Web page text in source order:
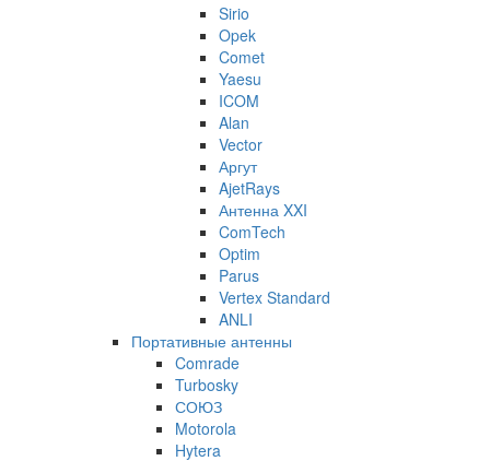
Sirio
Opek
Comet
Yaesu
ICOM
Alan
Vector
Аргут
AjetRays
Антенна XXI
ComTech
Optim
Parus
Vertex Standard
ANLI
Портативные антенны
Comrade
Turbosky
СОЮЗ
Motorola
Hytera